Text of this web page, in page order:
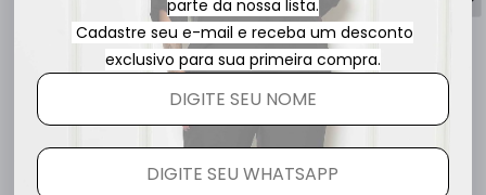
Katia
há um ano comprador verificado
Adorei
parte da nossa lista.
Cadastre seu e-mail e receba um desconto
exclusivo para sua primeira compra.